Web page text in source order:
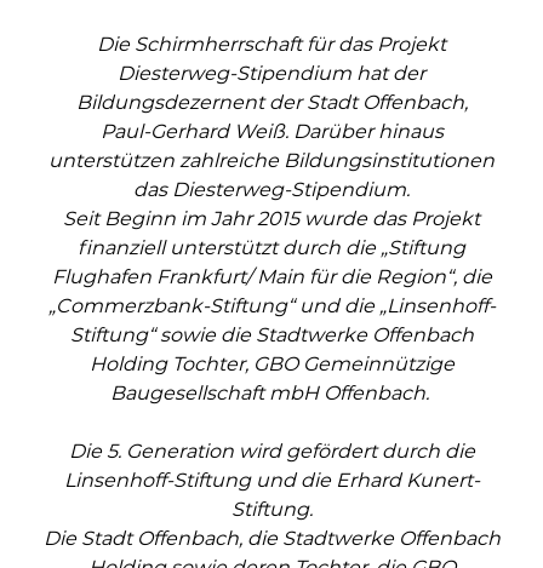
Die Schirmherrschaft für das Projekt
Diesterweg-Stipendium hat der
Bildungsdezernent der Stadt Offenbach,
Paul-Gerhard Weiß. Darüber hinaus
unterstützen zahlreiche Bildungsinstitutionen
das Diesterweg-Stipendium.
Seit Beginn im Jahr 2015 wurde das Projekt
finanziell unterstützt durch die „Stiftung
Flughafen Frankfurt/ Main für die Region“, die
„Commerzbank-Stiftung“ und die „Linsenhoff-
Stiftung“ sowie die Stadtwerke Offenbach
Holding Tochter, GBO Gemeinnützige
Baugesellschaft mbH Offenbach.
Die 5. Generation wird gefördert durch die
Linsenhoff-Stiftung und die Erhard Kunert-
Stiftung.
Die Stadt Offenbach, die Stadtwerke Offenbach